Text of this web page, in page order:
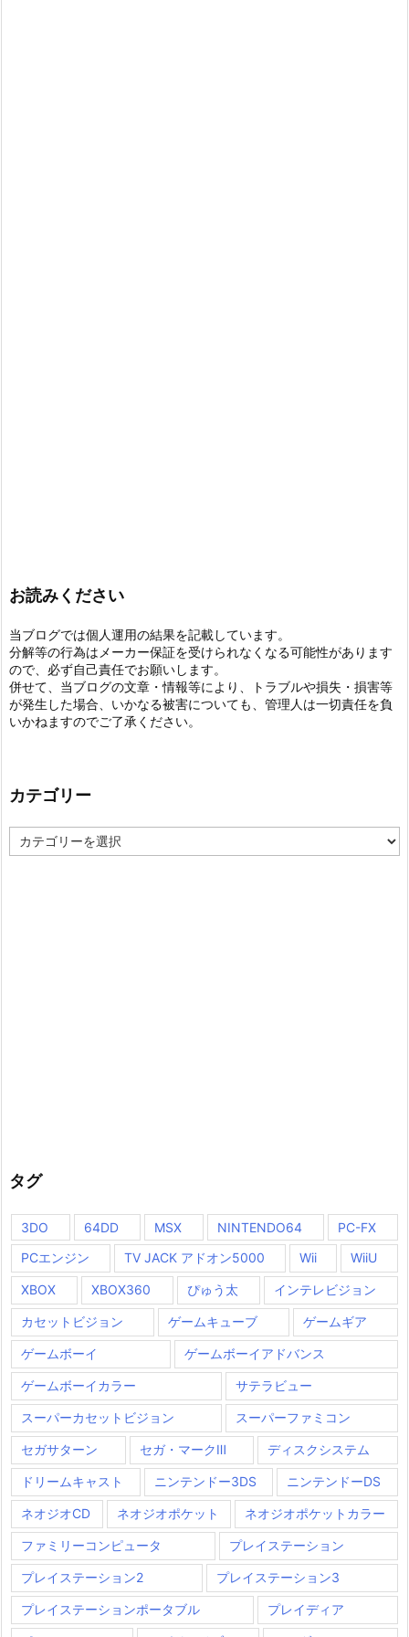
お読みください
当ブログでは個人運用の結果を記載しています。
分解等の行為はメーカー保証を受けられなくなる可能性があります
ので、必ず自己責任でお願いします。
併せて、当ブログの文章・情報等により、トラブルや損失・損害等
が発生した場合、いかなる被害についても、管理人は一切責任を負
いかねますのでご了承ください。
カテゴリー
テ
タグ
3DO 64DD MSX NINTENDO64
PC-FX
PCエンジン
TV JACK アドオン5000 Wii WiiU
XBOX XBOX360 ぴゅう太 インテレビジョン
カセットビジョン ゲームキューブ ゲームギア
ゲームボーイ ゲームボーイアドバンス
ゲームボーイカラー サテラビュー
スーパーカセットビジョン スーパーファミコン
セガサターン セガ・マークⅢ ディスクシステム
ドリームキャスト ニンテンドー3DS ニンテンドーDS
ネオジオCD ネオジオポケット ネオジオポケットカラー
ファミリーコンピュータ プレイステーション
プレイステーション2 プレイステーション3
プレイステーションポータブル プレイディア